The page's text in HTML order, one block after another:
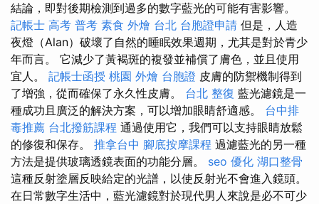
結論，即對後期檢測到過多的數字藍光的可能有害影響。
記帳士 高考 普考 素食 外燴 台北 台胞證申請 但是，人造
夜燈（Alan）破壞了自然的睡眠效果週期，尤其是對於青少
年而言。 它減少了黃褐斑的複發並補償了膚色，並且使用
宜人。 記帳士函授 桃園 外燴 台胞證 皮膚的防禦機制得到
了增強，從而確保了永久性皮膚。 台北 整復 藍光濾鏡是一
種成功且廣泛的解決方案，可以增加眼睛舒適感。 台中排
毒推薦 台北撥筋課程 通過使用它，我們可以支持眼睛放鬆
的修復和保存。 推拿台中 腳底按摩課程 過濾藍光的另一種
方法是提供玻璃透鏡表面的功能分層。 seo 優化 湖口整骨
這種反射塗層反映給定的光譜，以使反射光不會進入鏡頭。
在日常數字生活中，藍光濾鏡對於現代男人來說是必不可少